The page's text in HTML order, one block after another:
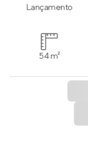
Lançamento
54 m²